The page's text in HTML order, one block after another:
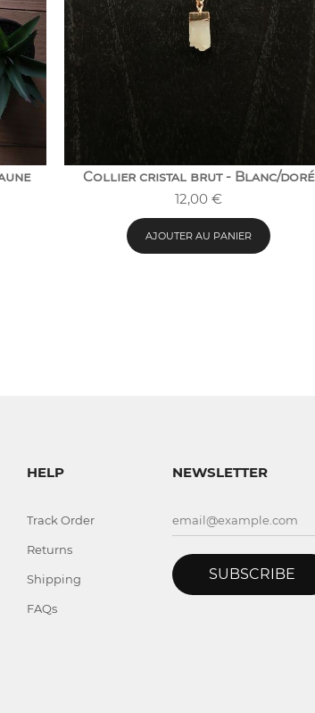
Collier cristal brut - Blanc/doré
12,00 €
AJOUTER AU PANIER
HELP
Track Order
Returns
Shipping
FAQs
NEWSLETTER
SUBSCRIBE